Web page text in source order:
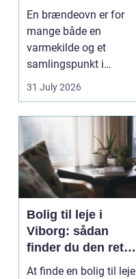
smukt resultat
En brændeovn er for
mange både en
varmekilde og et
samlingspunkt i
hjemmet. Flammerne
31 July 2026
Bolig til leje i
Viborg: sådan
finder du den rette
lejlighed
At finde en bolig til leje